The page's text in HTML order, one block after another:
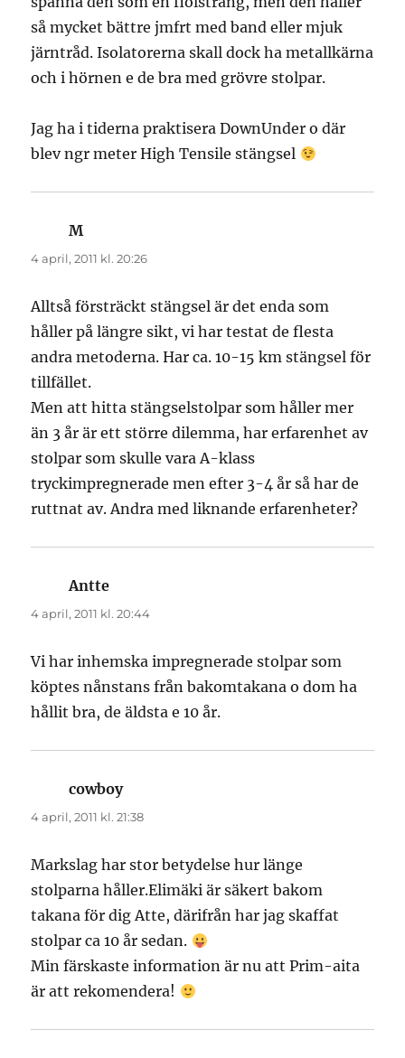
så mycket bättre jmfrt med band eller mjuk
järntråd. Isolatorerna skall dock ha metallkärna
och i hörnen e de bra med grövre stolpar.
Jag ha i tiderna praktisera DownUnder o där
blev ngr meter High Tensile stängsel
Mskriver:
4 april, 2011 kl. 20:26
Alltså försträckt stängsel är det enda som
håller på längre sikt, vi har testat de flesta
andra metoderna. Har ca. 10-15 km stängsel för
tillfället.
Men att hitta stängselstolpar som håller mer
än 3 år är ett större dilemma, har erfarenhet av
stolpar som skulle vara A-klass
tryckimpregnerade men efter 3-4 år så har de
ruttnat av. Andra med liknande erfarenheter?
Antte
4 april, 2011 kl. 20:44
Vi har inhemska impregnerade stolpar som
köptes nånstans från bakomtakana o dom ha
hållit bra, de äldsta e 10 år.
cowboyskriver:
4 april, 2011 kl. 21:38
Markslag har stor betydelse hur länge
stolparna håller.Elimäki är säkert bakom
takana för dig Atte, därifrån har jag skaffat
stolpar ca 10 år sedan.
Min färskaste information är nu att Prim-aita
är att rekomendera!